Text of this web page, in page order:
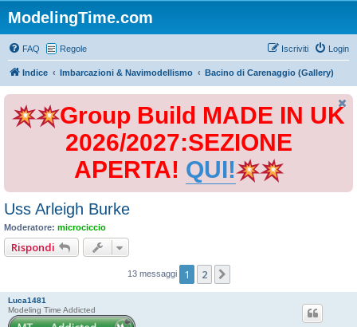
ModelingTime.com
FAQ Regole Login
Iscriviti
Indice Imbarcazioni & Navimodellismo Bacino di Carenaggio (Gallery)
Group Build MADE IN UK
2026/2027:SEZIONE
APERTA! QUI!
Uss Arleigh Burke
Moderatore: microciccio
Rispondi
13 messaggi 1 2
Luca1481
Modeling Time Addicted